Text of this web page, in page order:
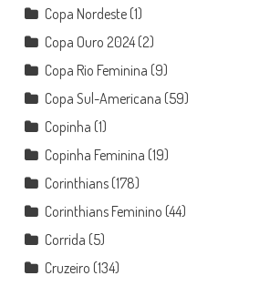
Copa Nordeste(1)
Copa Ouro 2024(2)
Copa Rio Feminina (9)
Copa Sul-Americana (59)
Copinha (1)
Copinha Feminina (19)
Corinthians(178)
Corinthians Feminino (44)
Corrida (5)
Cruzeiro (134)